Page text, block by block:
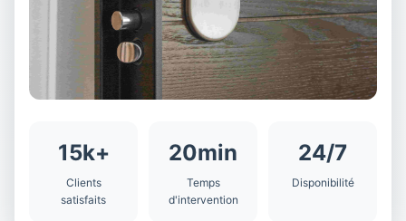
15k+
Clients
satisfaits
20min
Temps
d'intervention
24/7
Disponibilité